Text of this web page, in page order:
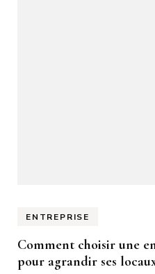
ENTREPRISE
Comment choisir une
pour agrandir ses